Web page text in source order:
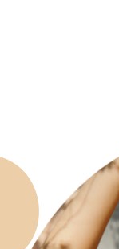
Soins
Je veux faire un
Plan d’accès